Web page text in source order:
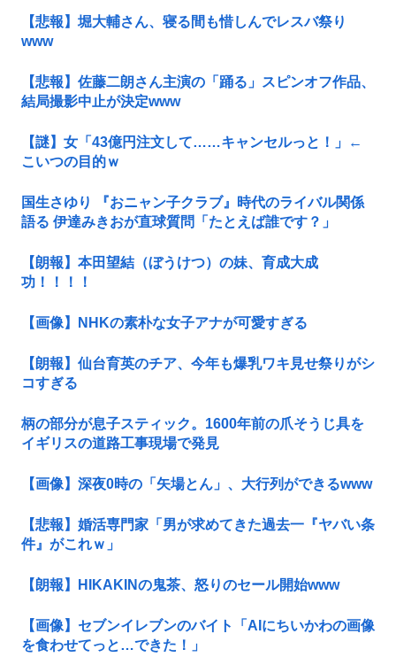
【悲報】堀大輔さん、寝る間も惜しんでレスバ祭り
www
【悲報】佐藤二朗さん主演の「踊る」スピンオフ作品、
結局撮影中止が決定www
【謎】女「43億円注文して……キャンセルっと！」←
こいつの目的ｗ
国生さゆり 『おニャン子クラブ』時代のライバル関係
語る 伊達みきおが直球質問「たとえば誰です？」
【朗報】本田望結（ぼうけつ）の妹、育成大成
功！！！！
【画像】NHKの素朴な女子アナが可愛すぎる
【朗報】仙台育英のチア、今年も爆乳ワキ見せ祭りがシ
コすぎる
柄の部分が息子スティック。1600年前の爪そうじ具を
イギリスの道路工事現場で発見
【画像】深夜0時の「矢場とん」、大行列ができるwww
【悲報】婚活専門家「男が求めてきた過去一『ヤバい条
件』がこれｗ」
【朗報】HIKAKINの鬼茶、怒りのセール開始www
【画像】セブンイレブンのバイト「AIにちいかわの画像
を食わせてっと…できた！」